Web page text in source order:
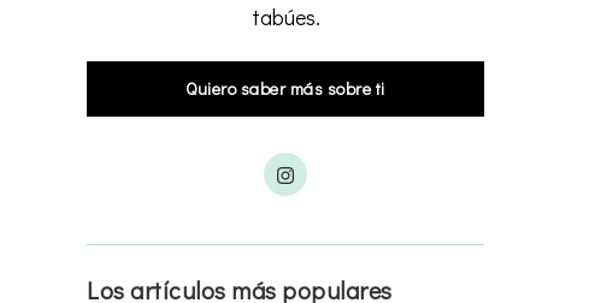
tabúes.
Quiero saber más sobre ti
Los artículos más populares